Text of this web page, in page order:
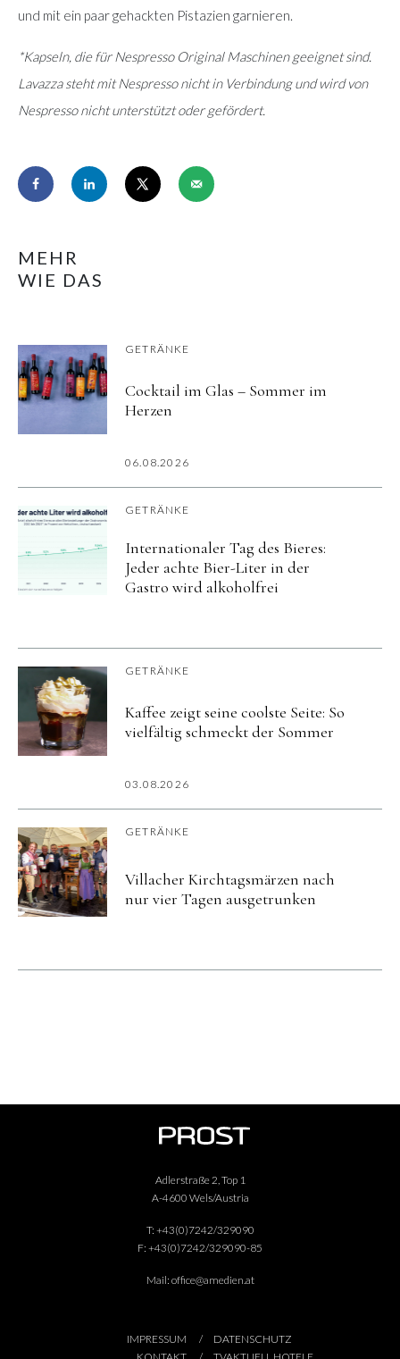
und mit ein paar gehackten Pistazien garnieren.
*Kapseln, die für Nespresso Original Maschinen geeignet sind.
Lavazza steht mit Nespresso nicht in Verbindung und wird von
Nespresso nicht unterstützt oder gefördert.
MEHR
WIE DAS
GETRÄNKE
Cocktail im Glas – Sommer im
Herzen
06.08.2026
GETRÄNKE
Internationaler Tag des Bieres:
Jeder achte Bier-Liter in der
Gastro wird alkoholfrei
GETRÄNKE
Kaffee zeigt seine coolste Seite: So
vielfältig schmeckt der Sommer
03.08.2026
GETRÄNKE
Villacher Kirchtagsmärzen nach
nur vier Tagen ausgetrunken
Adlerstraße 2, Top 1
A-4600 Wels/Austria
T: +43(0)7242/329090
F: +43(0)7242/329090-85
Mail: office@amedien.at
IMPRESSUM
DATENSCHUTZ